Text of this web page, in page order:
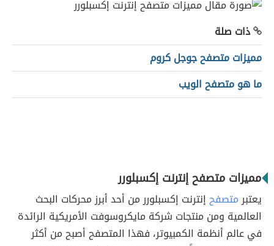
ذات صلة
مميزات متصفح جوجل كروم
ما هو متصفح الويب
مميزات متصفح إنترنت إكسبلورر
يعتبرمتصفحإنترنت إكسبلورر من أحد أبرز محركات البحث
العالمية ومن منتجات شركة مايكروسوفت الأمريكية الرائدة
في عالم أنظمة الكمبيوتر، فهذا المتصفح أصبح من أكثر